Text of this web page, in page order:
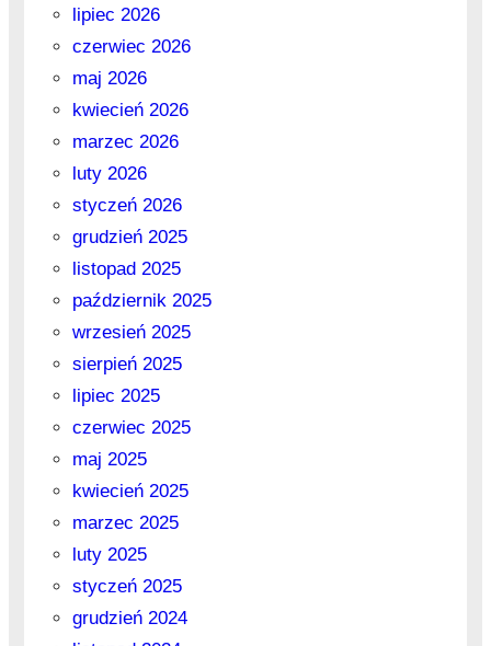
lipiec 2026
czerwiec 2026
maj 2026
kwiecień 2026
marzec 2026
luty 2026
styczeń 2026
grudzień 2025
listopad 2025
październik 2025
wrzesień 2025
sierpień 2025
lipiec 2025
czerwiec 2025
maj 2025
kwiecień 2025
marzec 2025
luty 2025
styczeń 2025
grudzień 2024